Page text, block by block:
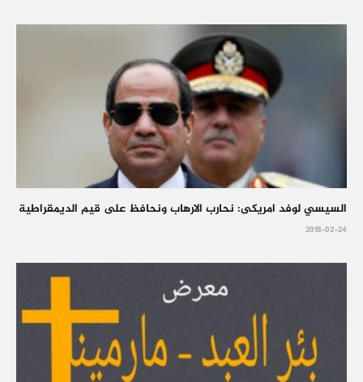
السيسي لوفد امريكى: نحارب الارهاب ونحافظ على قيم الديمقراطية
2018-02-24